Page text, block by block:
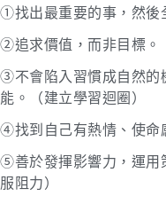
①找出最重要的事，然後
②追求價值，而非目標。
③不會陷入習慣成自然的
能。（建立學習迴圈）
④找到自己有熱情、使命
⑤善於發揮影響力，運用
服阻力）